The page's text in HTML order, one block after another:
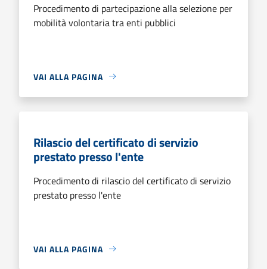
Procedimento di partecipazione alla selezione per
mobilità volontaria tra enti pubblici
VAI ALLA PAGINA
Rilascio del certificato di servizio
prestato presso l'ente
Procedimento di rilascio del certificato di servizio
prestato presso l'ente
VAI ALLA PAGINA